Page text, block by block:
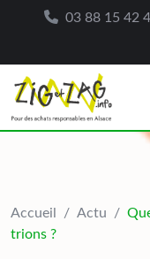
03 88 15 42
content
Accueil / Actu /
trions ?